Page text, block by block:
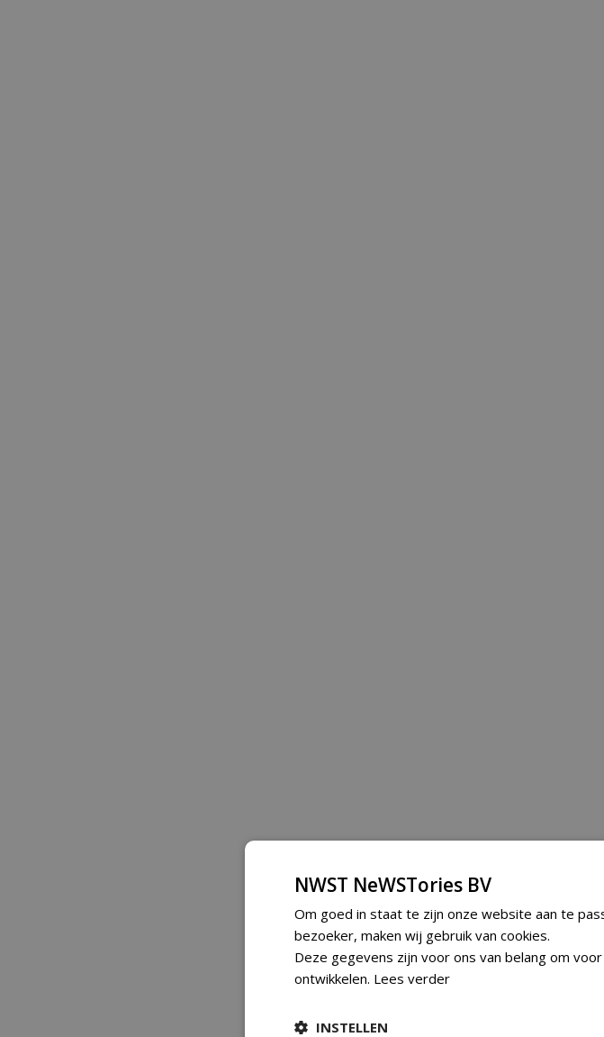
NWST NeWSTories BV
Om goed in staat te zijn onze website aan te
bezoeker, maken wij gebruik van cookies.
Deze gegevens zijn voor ons van belang om
ontwikkelen. Lees verder
INSTELLEN